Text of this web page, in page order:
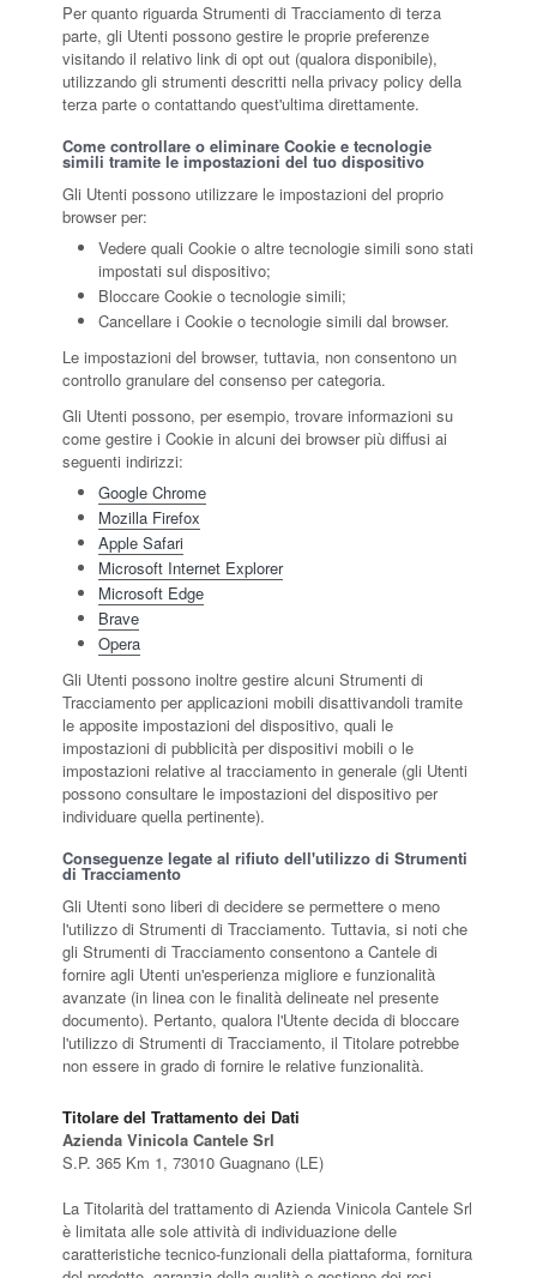
Per quanto riguarda Strumenti di Tracciamento di terza
parte, gli Utenti possono gestire le proprie preferenze
visitando il relativo link di opt out (qualora disponibile),
utilizzando gli strumenti descritti nella privacy policy della
terza parte o contattando quest'ultima direttamente.
Come controllare o eliminare Cookie e tecnologie
simili tramite le impostazioni del tuo dispositivo
Gli Utenti possono utilizzare le impostazioni del proprio
browser per:
Vedere quali Cookie o altre tecnologie simili sono stati
impostati sul dispositivo;
Bloccare Cookie o tecnologie simili;
Cancellare i Cookie o tecnologie simili dal browser.
Le impostazioni del browser, tuttavia, non consentono un
controllo granulare del consenso per categoria.
Gli Utenti possono, per esempio, trovare informazioni su
come gestire i Cookie in alcuni dei browser più diffusi ai
seguenti indirizzi:
Google Chrome
Mozilla Firefox
Apple Safari
Microsoft Internet Explorer
Microsoft Edge
Brave
Opera
Gli Utenti possono inoltre gestire alcuni Strumenti di
Tracciamento per applicazioni mobili disattivandoli tramite
le apposite impostazioni del dispositivo, quali le
impostazioni di pubblicità per dispositivi mobili o le
impostazioni relative al tracciamento in generale (gli Utenti
possono consultare le impostazioni del dispositivo per
individuare quella pertinente).
Conseguenze legate al rifiuto dell'utilizzo di Strumenti
di Tracciamento
Gli Utenti sono liberi di decidere se permettere o meno
l'utilizzo di Strumenti di Tracciamento. Tuttavia, si noti che
gli Strumenti di Tracciamento consentono a Cantele di
fornire agli Utenti un'esperienza migliore e funzionalità
avanzate (in linea con le finalità delineate nel presente
documento). Pertanto, qualora l'Utente decida di bloccare
l'utilizzo di Strumenti di Tracciamento, il Titolare potrebbe
non essere in grado di fornire le relative funzionalità.
Titolare del Trattamento dei Dati
Azienda Vinicola Cantele Srl
S.P. 365 Km 1, 73010 Guagnano (LE)
La Titolarità del trattamento di Azienda Vinicola Cantele Srl
è limitata alle sole attività di individuazione delle
caratteristiche tecnico-funzionali della piattaforma, fornitura